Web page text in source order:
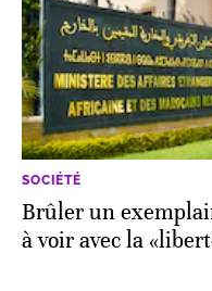
SOCIÉTÉ
Brûler un
à voir avec la